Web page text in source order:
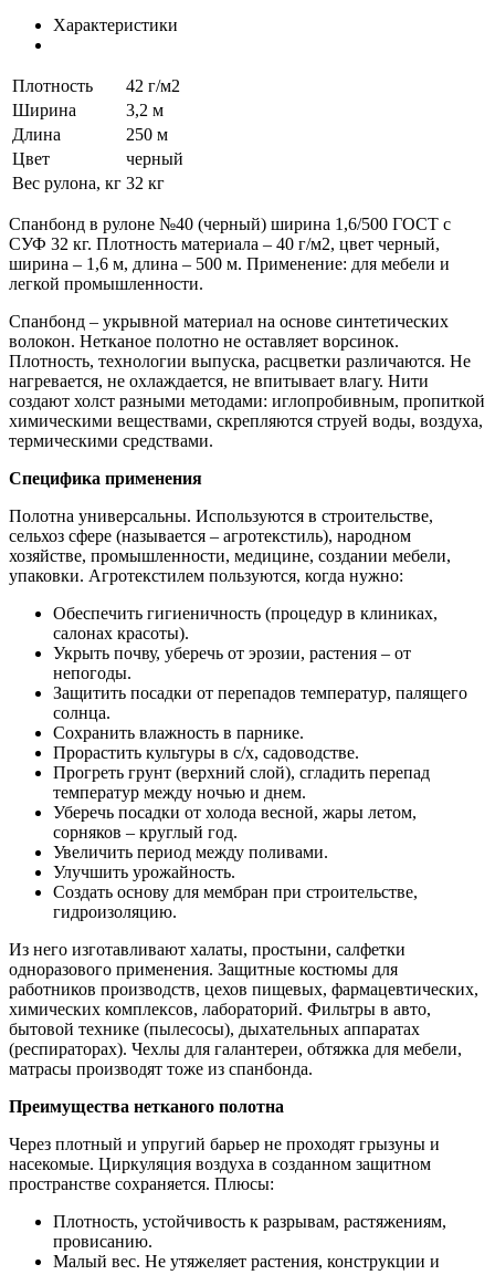
Характеристики
Плотность
42 г/м2
Ширина
3,2 м
Длина
250 м
Цвет
черный
Вес рулона, кг 32 кг
Спанбонд в рулоне №40 (черный) ширина 1,6/500 ГОСТ с
СУФ 32 кг. Плотность материала – 40 г/м2, цвет черный,
ширина – 1,6 м, длина – 500 м. Применение: для мебели и
легкой промышленности.
Спанбонд – укрывной материал на основе синтетических
волокон. Нетканое полотно не оставляет ворсинок.
Плотность, технологии выпуска, расцветки различаются. Не
нагревается, не охлаждается, не впитывает влагу. Нити
создают холст разными методами: иглопробивным, пропиткой
химическими веществами, скрепляются струей воды, воздуха,
термическими средствами.
Специфика применения
Полотна универсальны. Используются в строительстве,
сельхоз сфере (называется – агротекстиль), народном
хозяйстве, промышленности, медицине, создании мебели,
упаковки. Агротекстилем пользуются, когда нужно:
Обеспечить гигиеничность (процедур в клиниках,
салонах красоты).
Укрыть почву, уберечь от эрозии, растения – от
непогоды.
Защитить посадки от перепадов температур, палящего
солнца.
Сохранить влажность в парнике.
Прорастить культуры в с/х, садоводстве.
Прогреть грунт (верхний слой), сгладить перепад
температур между ночью и днем.
Уберечь посадки от холода весной, жары летом,
сорняков – круглый год.
Увеличить период между поливами.
Улучшить урожайность.
Создать основу для мембран при строительстве,
гидроизоляцию.
Из него изготавливают халаты, простыни, салфетки
одноразового применения. Защитные костюмы для
работников производств, цехов пищевых, фармацевтических,
химических комплексов, лабораторий. Фильтры в авто,
бытовой технике (пылесосы), дыхательных аппаратах
(респираторах). Чехлы для галантереи, обтяжка для мебели,
матрасы производят тоже из спанбонда.
Преимущества нетканого полотна
Через плотный и упругий барьер не проходят грызуны и
насекомые. Циркуляция воздуха в созданном защитном
пространстве сохраняется. Плюсы:
Плотность, устойчивость к разрывам, растяжениям,
провисанию.
Малый вес. Не утяжеляет растения, конструкции и